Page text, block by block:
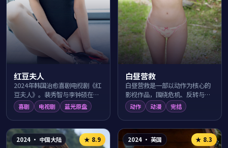
红豆夫人
2024年韩国治愈喜剧电视剧《红
豆夫人》。裴秀智与李钟硕在汉
江月夜的日常生活里上演一出出
温暖笑料，导演申源浩用幽默细
腻的镜头语言...
喜剧 电视剧 蓝光原盘
白昼营救
白昼营救是一部以动作为核心的
影视作品，围绕危机、反转与人
物成长展开，整体节奏紧凑，值
得推荐观看。
动作 动漫 完结
2024· 中国大陆 ★ 8.9 2024· 英国 ★ 8.3